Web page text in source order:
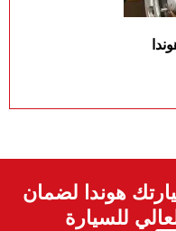
هوندا لضمان
للسيارة